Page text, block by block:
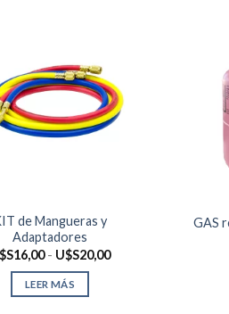
de Mangueras y
Adaptadores
16,00 - U$S20,00Rango
LEER MÁS
GAS